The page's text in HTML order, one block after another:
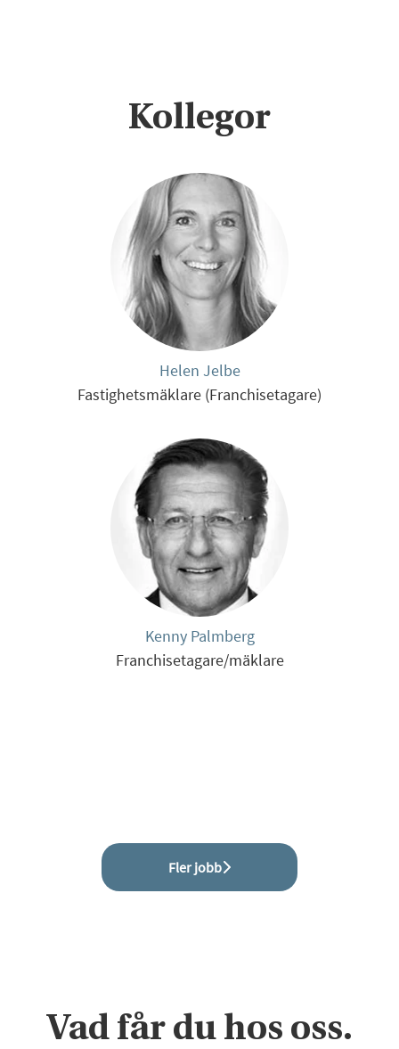
Kollegor
Helen Jelbe
Fastighetsmäklare (Franchisetagare)
Kenny Palmberg
Franchisetagare/mäklare
Fler jobb
Vad får du hos oss.